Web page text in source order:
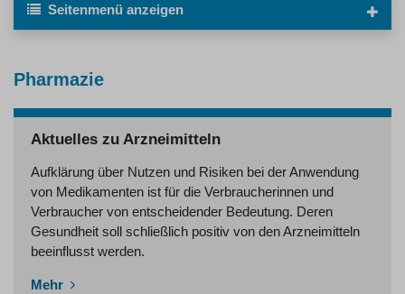
Seitenmenü anzeigen
Pharmazie
Aktuelles zu Arzneimitteln
Aufklärung über Nutzen und Risiken bei der Anwendung
von Medikamenten ist für die Verbraucherinnen und
Verbraucher von entscheidender Bedeutung. Deren
Gesundheit soll schließlich positiv von den Arzneimitteln
beeinflusst werden.
Mehr